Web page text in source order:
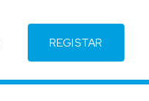
REGISTAR